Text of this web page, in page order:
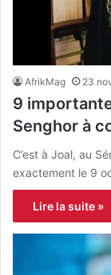
AfrikMag 23
9
Senghor à
C’est à Joal, au
exactement le 9
Lire la suite »